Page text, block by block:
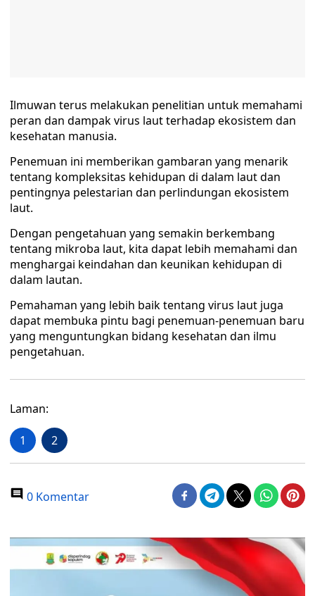
Ilmuwan terus melakukan penelitian untuk memahami
peran dan dampak virus laut terhadap ekosistem dan
kesehatan manusia.
Penemuan ini memberikan gambaran yang menarik
tentang kompleksitas kehidupan di dalam laut dan
pentingnya pelestarian dan perlindungan ekosistem
laut.
Dengan pengetahuan yang semakin berkembang
tentang mikroba laut, kita dapat lebih memahami dan
menghargai keindahan dan keunikan kehidupan di
dalam lautan.
Pemahaman yang lebih baik tentang virus laut juga
dapat membuka pintu bagi penemuan-penemuan baru
yang menguntungkan bidang kesehatan dan ilmu
pengetahuan.
Laman:
1 2
0 Komentar